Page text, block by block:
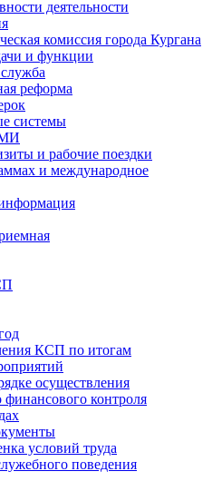
деятельности
комиссия города Кургана
и функции
реформа
системы
и рабочие поездки
и международное
КСП по итогам
осуществления
контроля
условий труда
поведения